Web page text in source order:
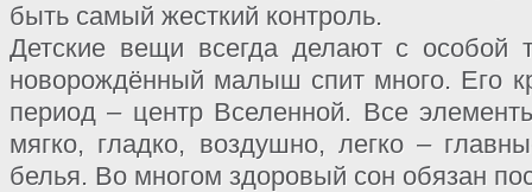
быть самый жесткий контроль.
Детские вещи всегда делают с особой
новорождённый малыш спит много. Его
период – центр Вселенной. Все
мягко, гладко, воздушно, легко –
белья. Во многом здоровый сон обязан